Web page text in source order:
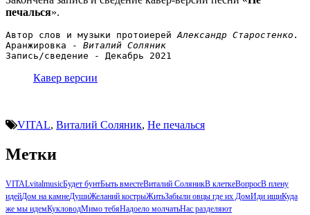
печалься».
Автор слов и музыки протоиерей Александр Старостенко .
Аранжировка - Виталий Соляник
Запись/сведение - Декабрь 2021
Кавер версии
VITAL, Виталий Соляник, Не печалься
Метки
VITALvitalmusicБудет бунтБыть вместеВиталий СоляникВ клеткеВопросВ плену
идейДом на камнеДушиЖеланий кострыЖитьЗабыли овцы где их ДомИди ищиКуда
же мы идемКукловодМимо тебяНадоело молчатьНас разделяют